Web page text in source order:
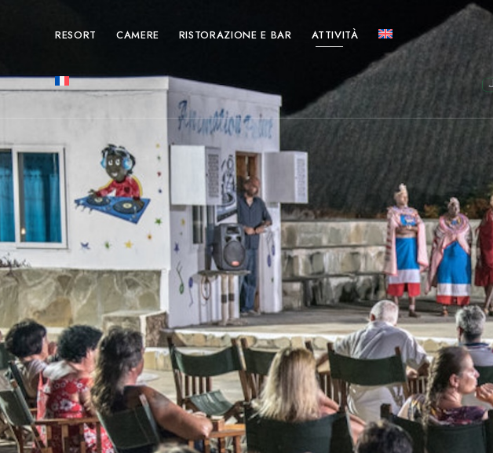
RESORT CAMERE RISTORAZIONE E BAR
ATTIVITÀ